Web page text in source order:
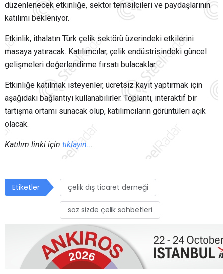
düzenlenecek etkinliğe, sektör temsilcileri ve paydaşlarının
katılımı bekleniyor.
Etkinlik, ithalatın Türk çelik sektörü üzerindeki etkilerini
masaya yatıracak. Katılımcılar, çelik endüstrisindeki güncel
gelişmeleri değerlendirme fırsatı bulacaklar.
Etkinliğe katılmak isteyenler, ücretsiz kayıt yaptırmak için
aşağıdaki bağlantıyı kullanabilirler. Toplantı, interaktif bir
tartışma ortamı sunacak olup, katılımcıların görüntüleri açık
olacak.
Katılım linki için tıklayın...
Etiketler çelik dış ticaret derneği
söz sizde çelik sohbetleri